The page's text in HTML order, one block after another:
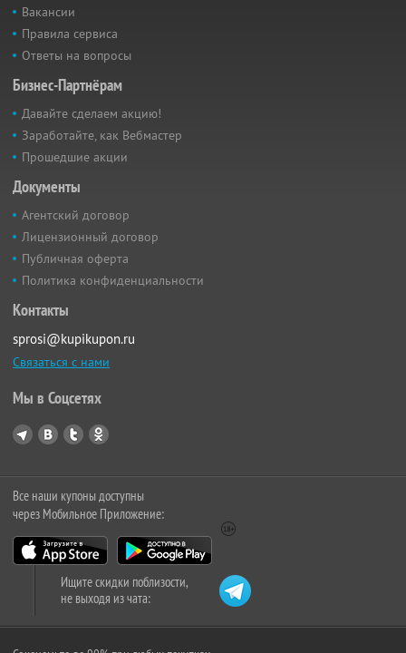
Вакансии
Правила сервиса
Ответы на вопросы
Бизнес-Партнёрам
Давайте сделаем акцию!
Заработайте, как Вебмастер
Прошедшие акции
Документы
Агентский договор
Лицензионный договор
Публичная оферта
Политика конфиденциальности
Контакты
sprosi@kupikupon.ru
Связаться с нами
Мы в Соцсетях
Все наши купоны доступны
через Мобильное Приложение:
Ищите скидки поблизости,
не выходя из чата: